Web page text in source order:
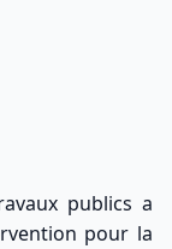
publics a
pour la